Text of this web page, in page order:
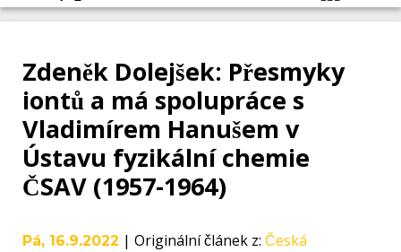
Zdeněk Dolejšek: Přesmyky
iontů a má spolupráce s
Vladimírem Hanušem v
Ústavu fyzikální chemie
ČSAV (1957-1964)
Pá, 16.9.2022 | Originální článek z: Česká